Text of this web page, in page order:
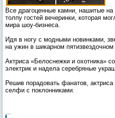
Все драгоценные камни, нашитые
толпу гостей вечеринки, которая
мира шоу-бизнеса.
Идя в ногу с модными новинками,
на ужин в шикарном пятизвездочном
Актриса «Белоснежки и охотника»
электрик и надела серебряные
Решив порадовать фанатов,
селфи с поклонниками.
...